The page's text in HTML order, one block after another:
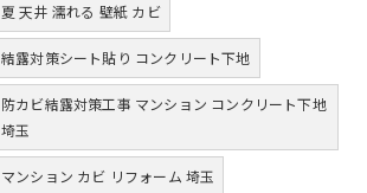
夏 天井 濡れる 壁紙 カビ
結露対策シート貼り コンクリート下地
防カビ結露対策工事 マンション コンクリート下地
埼玉
マンション カビ リフォーム 埼玉